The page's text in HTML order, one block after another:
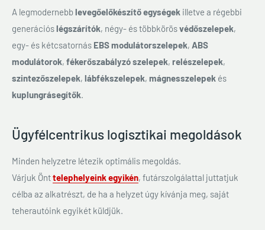
A legmodernebblevegőelőkészítő egységek illetve a régebbi
generációslégszárítók, négy- és többkörösvédőszelepek,
egy- és kétcsatornás EBS modulátorszelepek, ABS
modulátorok, fékerőszabályzó szelepek, relészelepek,
szintezőszelepek, lábfékszelepek, mágnesszelepek és
kuplungrásegítők.
Ügyfélcentrikus logisztikai megoldások
Minden helyzetre létezik optimális megoldás.
Várjuk Önttelephelyeink egyikén, futárszolgálattal juttatjuk
célba az alkatrészt, de ha a helyzet úgy kívánja meg, saját
teherautóink egyikét küldjük.